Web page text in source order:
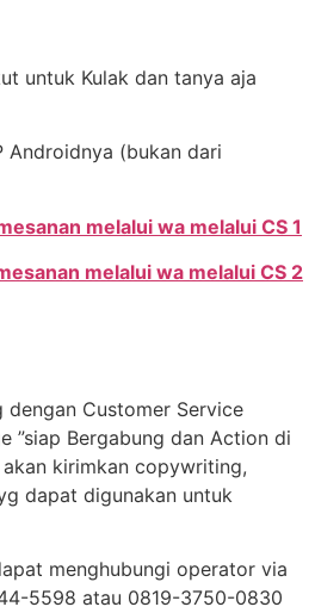
untuk Kulak dan tanya aja
Androidnya (bukan dari
melalui wa melalui CS 1
melalui wa melalui CS 2
Customer Service
”siap Bergabung dan Action di
akan kirimkan copywriting,
dapat digunakan untuk
menghubungi operator via
5598 atau 0819-3750-0830